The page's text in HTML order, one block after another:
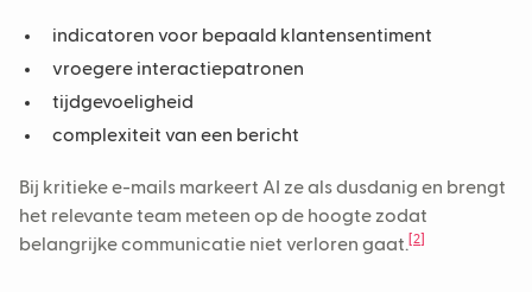
indicatoren voor bepaald klantensentiment
vroegere interactiepatronen
tijdgevoeligheid
complexiteit van een bericht
Bij kritieke e-mails markeert AI ze als dusdanig en brengt
het relevante team meteen op de hoogte zodat
belangrijke communicatie niet verloren gaat. [2]